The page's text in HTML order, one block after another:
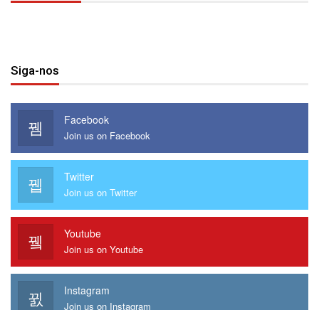
Siga-nos
Facebook
Join us on Facebook
Twitter
Join us on Twitter
Youtube
Join us on Youtube
Instagram
Join us on Instagram